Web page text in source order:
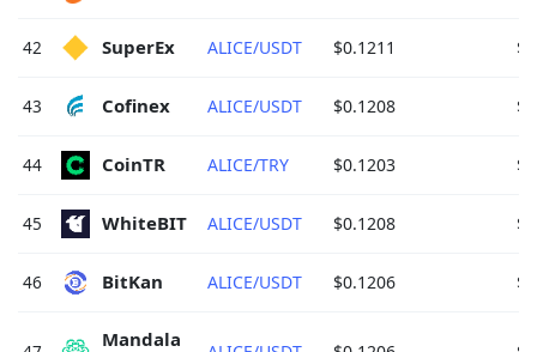
42 SuperEx ALICE/USDT $0.1211
43 Cofinex ALICE/USDT $0.1208
44 CoinTR ALICE/TRY $0.1203
45 WhiteBIT ALICE/USDT $0.1208
46 BitKan ALICE/USDT $0.1206
Mandala